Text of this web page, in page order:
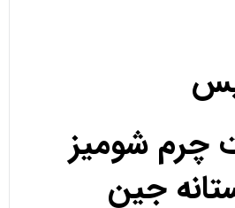
چرم شومیز
جین